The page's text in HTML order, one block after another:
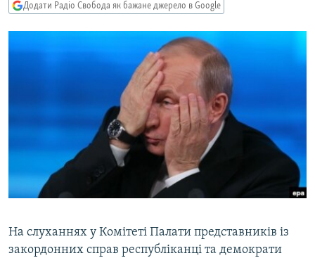
УКРАЇНА
СХЕМИ
МУЛЬТИМЕДІА
КРИМ РЕАЛІЇ
РУС
КТАТ
Додати Радіо Свобода як бажане джерело в Google
На слуханнях у Комітеті Палати представників із
закордонних справ республіканці та демократи